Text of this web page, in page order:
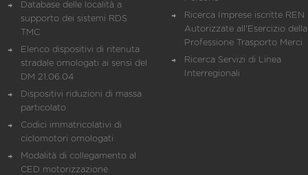
Database delle località a
supporto dei sistemi RDS
TMC
Elenco dispositivi di ritenuta
stradale omologati ai sensi del
DM 21.06.04
Dispositivi riduzioni di massa
particolato
Codici immatricolativi di
ciclomotori omologati
Modalità di collegamento al
CED motorizzazione
Ricerca Imprese iscritte REN
Autorizzate all'Esercizio della
Professione Trasporto Merci
Ricerca Servizi di Linea
Interregionali